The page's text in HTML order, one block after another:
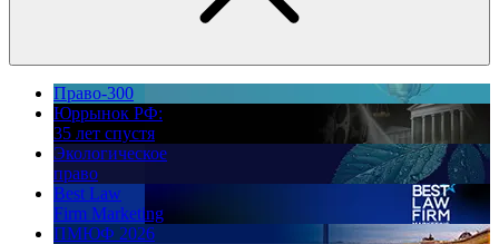
Право-300
Юррынок РФ:
35 лет спустя
Экологическое
право
Best Law
Firm Marketing
ПМЮФ 2026